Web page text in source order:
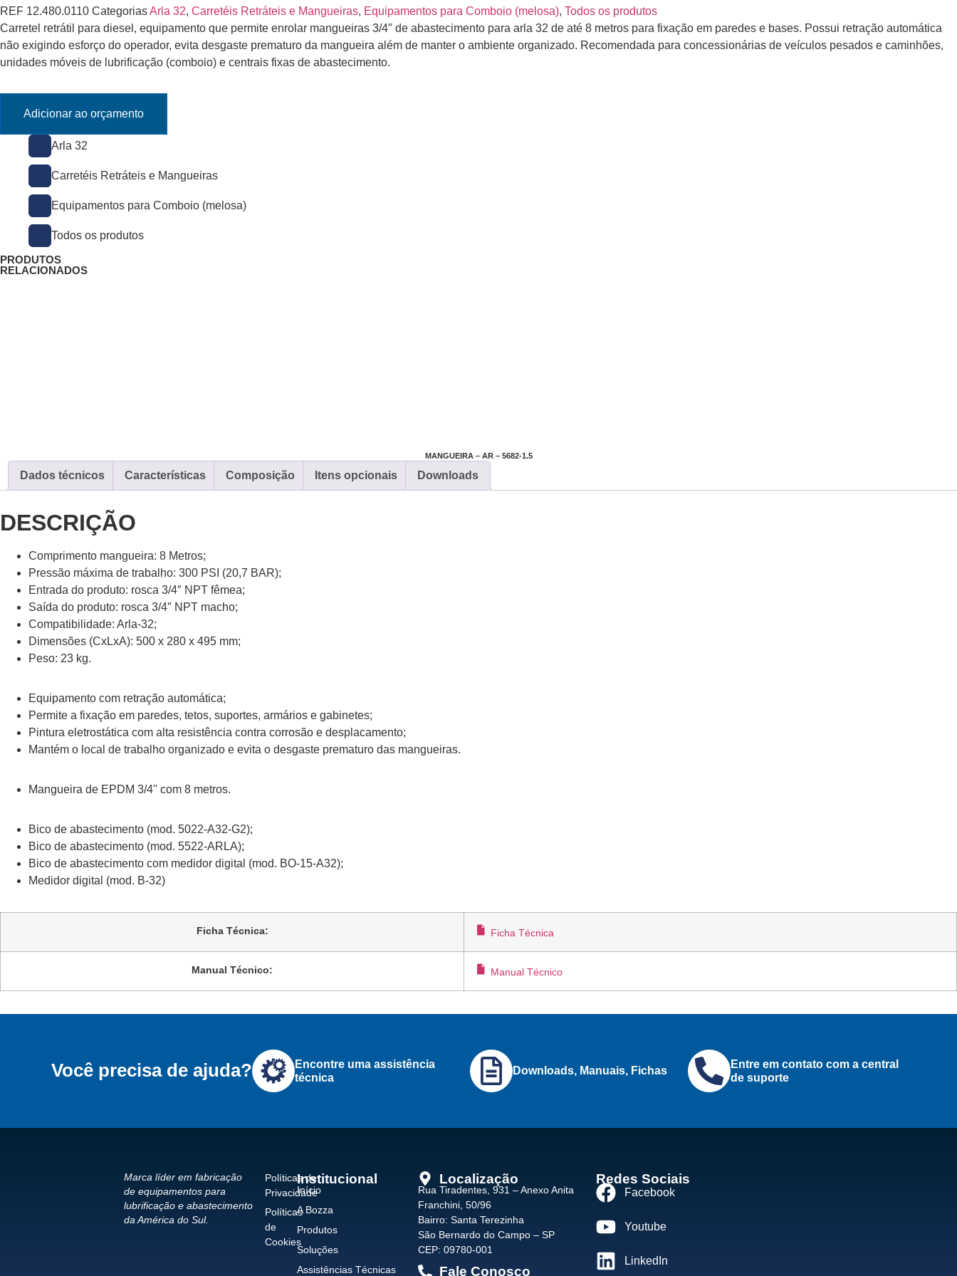
REF 12.480.0110 CategoriasArla 32, Carretéis Retráteis e Mangueiras, Equipamentos para Comboio (melosa), Todos os produtos
Carretel retrátil para diesel, equipamento que permite enrolar mangueiras 3/4″ de abastecimento para arla 32 de até 8 metros para fixação em paredes e bases. Possui retração automática
não exigindo esforço do operador, evita desgaste prematuro da mangueira além de manter o ambiente organizado. Recomendada para concessionárias de veículos pesados e caminhões,
unidades móveis de lubrificação (comboio) e centrais fixas de abastecimento.
Adicionar ao orçamento
Arla 32
Carretéis Retráteis e Mangueiras
Equipamentos para Comboio (melosa)
Todos os produtos
PRODUTOS
RELACIONADOS
MANGUEIRA – AR – 5682-1.5
Dados técnicos Características Composição Itens opcionais Downloads
DESCRIÇÃO
Comprimento mangueira: 8 Metros;
Pressão máxima de trabalho: 300 PSI (20,7 BAR);
Entrada do produto: rosca 3/4″ NPT fêmea;
Saída do produto: rosca 3/4″ NPT macho;
Compatibilidade: Arla-32;
Dimensões (CxLxA): 500 x 280 x 495 mm;
Peso: 23 kg.
Equipamento com retração automática;
Permite a fixação em paredes, tetos, suportes, armários e gabinetes;
Pintura eletrostática com alta resistência contra corrosão e desplacamento;
Mantém o local de trabalho organizado e evita o desgaste prematuro das mangueiras.
Mangueira de EPDM 3/4" com 8 metros.
Bico de abastecimento (mod. 5022-A32-G2);
Bico de abastecimento (mod. 5522-ARLA);
Bico de abastecimento com medidor digital (mod. BO-15-A32);
Medidor digital (mod. B-32)
Ficha Técnica: Ficha Técnica
Manual Técnico: Manual Técnico
Você precisa de ajuda?
Encontre uma assistência
técnica
Downloads, Manuais, Fichas
Entre em contato com a central
de suporte
Marca líder em fabricação
de equipamentos para
lubrificação e abastecimento
da América do Sul.
Políticas de
Privacidade
Políticas
de
Cookies
Institucional
Início
A Bozza
Produtos
Soluções
Assistências Técnicas
Localização
Rua Tiradentes, 931 – Anexo Anita
Franchini, 50/96
Bairro: Santa Terezinha
São Bernardo do Campo – SP
CEP: 09780-001
Fale Conosco
Redes Sociais
Facebook
Youtube
LinkedIn